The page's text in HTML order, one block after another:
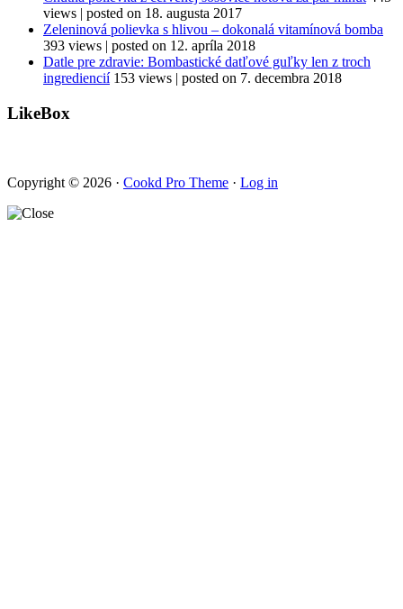
views | posted on 18. augusta 2017
Zeleninová polievka s hlivou – dokonalá vitamínová bomba
393 views | posted on 12. apríla 2018
Datle pre zdravie: Bombastické datľové guľky len z troch
ingrediencií 153 views | posted on 7. decembra 2018
LikeBox
Copyright © 2026 · Cookd Pro Theme · Log in